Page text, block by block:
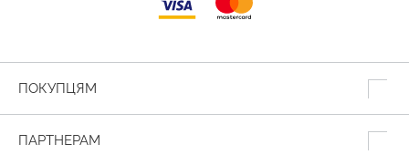
ПОКУПЦЯМ
ПАРТНЕРАМ